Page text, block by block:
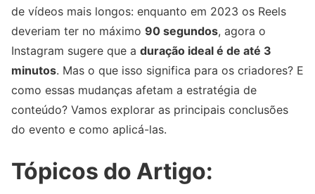
de vídeos mais longos: enquanto em 2023 os Reels
deveriam ter no máximo 90 segundos, agora o
Instagram sugere que a duração ideal é de até 3
minutos. Mas o que isso significa para os criadores? E
como essas mudanças afetam a estratégia de
conteúdo? Vamos explorar as principais conclusões
do evento e como aplicá-las.
Tópicos do Artigo: